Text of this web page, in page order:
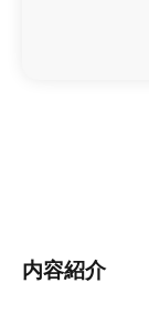
内容紹介